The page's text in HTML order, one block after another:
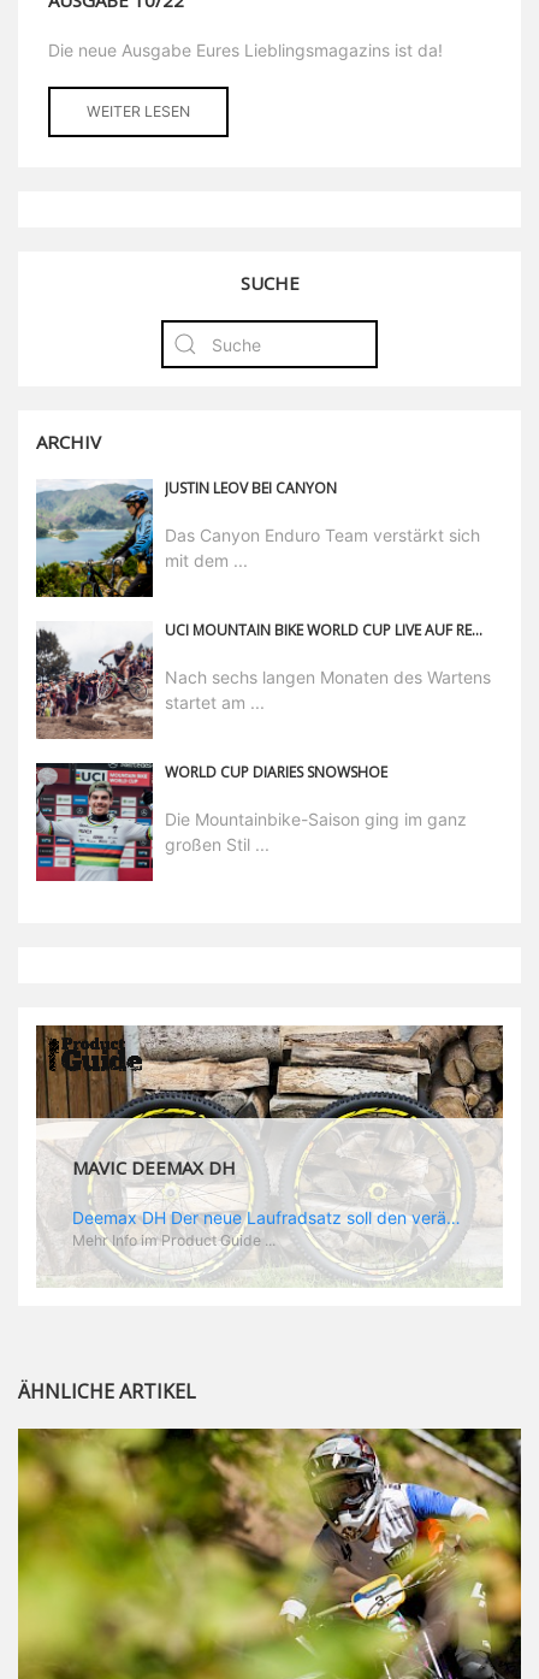
Die neue Ausgabe Eures Lieblingsmagazins ist da!
WEITER LESEN
SUCHE
ARCHIV
JUSTIN LEOV BEI CANYON
Das Canyon Enduro Team verstärkt sich
mit dem ...
UCI MOUNTAIN BIKE WORLD CUP LIVE AUF RED BULL TV
Nach sechs langen Monaten des Wartens
startet am ...
WORLD CUP DIARIES SNOWSHOE
Die Mountainbike-Saison ging im ganz
großen Stil ...
MAVIC DEEMAX DH
Deemax DH Der neue Laufradsatz soll den veränderten Ansprüchen im Downhill Einsatz gerecht werden: die Geschwindigkeiten werden immer höher, die Kräfte, die aufs Material wirken ebenfalls. Damit steigen natürlich auch die Ansprüche der Fahrer ans Material. Das einzige, was eventuell niedriger wird, ist der Reifendruck. Somit ergibt sich der Anforderungskatalog an das Deemax-Update. Hier ist das Ergebnis: - der Laufradsatz bekam eine neue Felge mit 28 mm Innenbreite. Laut Scott Sharples ist das der beste Kompromiss aus Stabilität, Gewicht und Steifigkeit, vor allem aber passt diese Breite am besten zu den Reifen, die aktuell auf dem Markt sind und im Renneinsatz gefahren werden. Es gehe auch breite und schmaler, 28 mm hätten sich aber im Test als Optimum herausgestellt. - mit einem 4D-Fertigungsprozess wurde die Materialverteilung optimiert: Stabilität dort, wo sie erforderlich ist, Gewichtsersparnis da, wo es Sinn macht. Somit gibt Mavic eine GGewichtsersparnis von 15 % an, ohne an Stabilität einzubüßen - neue, ultraleichte „double butted“ Speichen und ein super effizienter Freilauf - Mavics bewährtes UST System für perfekte Kompatibilität mit Tubeless Reifen - Gewicht (Laufradset): 1944 g)
Mehr Info im Product Guide ...
ÄHNLICHE ARTIKEL